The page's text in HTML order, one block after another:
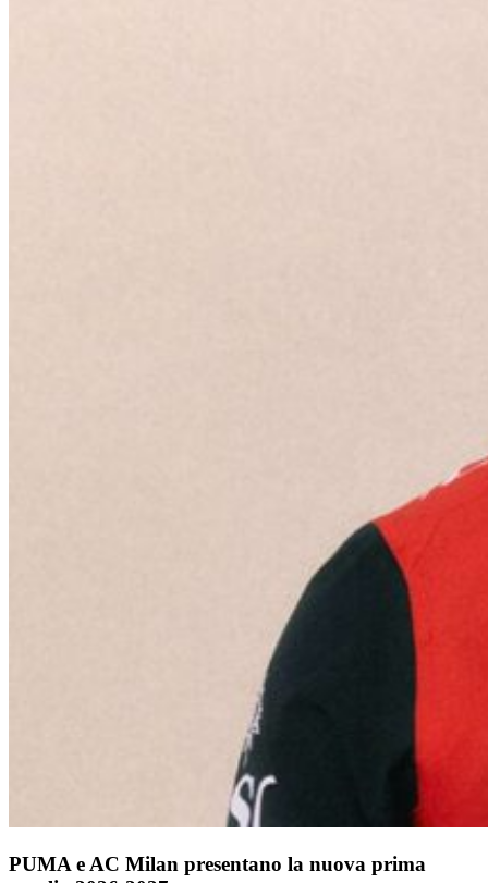
PUMA e AC Milan presentano la nuova prima